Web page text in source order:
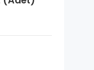
Danfoss